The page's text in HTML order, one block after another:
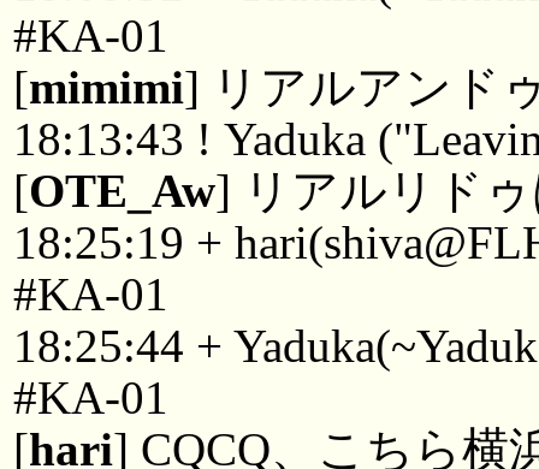
#KA-01
[mimimi] リアルアンド
18:13:43 ! Yaduka
[OTE_Aw] リアルリド
18:25:19 +
#KA-01
18:25:44 +
#KA-01
[hari] CQCQ、こちら横